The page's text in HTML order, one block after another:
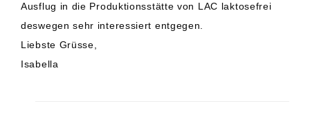
Ausflug in die Produktionsstätte von LAC laktosefrei
deswegen sehr interessiert entgegen.
Liebste Grüsse,
Isabella